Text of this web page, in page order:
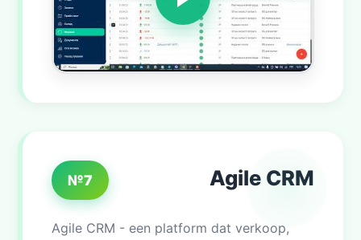
№7 Agile CRM
Agile CRM - een platform dat verkoop,